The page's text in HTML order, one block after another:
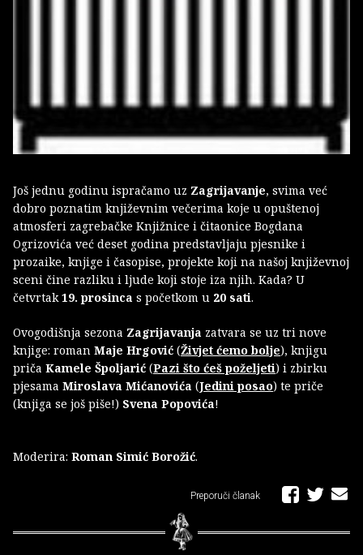
Još jednu godinu ispračamo uz Zagrijavanje, svima već
dobro poznatim književnim večerima koje u opuštenoj
atmosferi zagrebačke Knjižnice i čitaonice Bogdana
Ogrizovića već deset godina predstavljaju pjesnike i
prozaike, knjige i časopise, projekte koji na našoj književnoj
sceni čine razliku i ljude koji stoje iza njih. Kada? U
četvrtak19. prosinca s početkom u 20 sati.
Ovogodišnja sezona Zagrijavanja zatvara se uz tri nove
knjige: roman Maje Hrgović (Živjet ćemo bolje), knjigu
priča Kamele Špoljarić (Pazi što ćeš poželjeti) i zbirku
pjesama Miroslava Mićanovića (Jedini posao) te priče
(knjiga se još piše!) Svena Popovića!
Moderira: Roman Simić Borožić.
Preporuči članak